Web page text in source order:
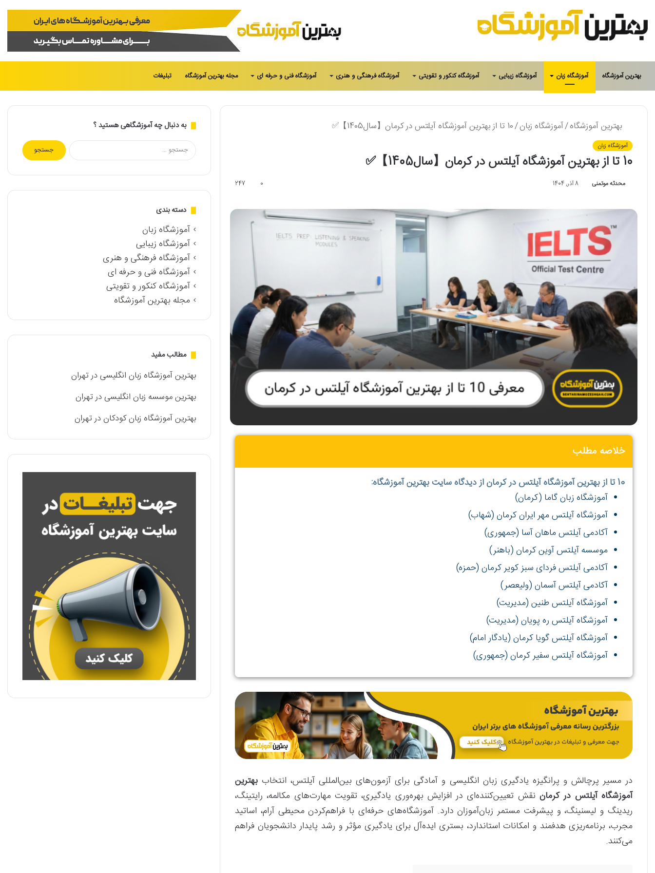
بهترین آموزشگاه آموزشگاه زبان آموزشگاه زیبایی آموزشگاه کنکور و تقویتی آموزشگاه فرهنگی و هنری آموزشگاه فنی و حرفه ای مجله بهترین آموزشگاه تبلیغات
پوسته
بهترین آموزشگاه/آموزشگاه زبان/10 تا از بهترین آموزشگاه آیلتس در کرمان【سال1405】✅
آموزشگاه زبان
10 تا از بهترین آموزشگاه آیلتس در کرمان【سال1405】✅
محدثه موتمنی 8 آذر, 1404 0
247
خلاصه مطلب
10 تا از بهترین آموزشگاه آیلتس در کرمان از دیدگاه سایت بهترین آموزشگاه:
آموزشگاه زبان گاما (کرمان)
آموزشگاه آیلتس مهر ایران کرمان (شهاب)
آکادمی آیلتس ماهان آسا (جمهوری)
موسسه آیلتس آوین کرمان (باهنر)
آکادمی آیلتس فردای سبز کویر کرمان (حمزه)
آکادمی آیلتس آسمان (ولیعصر)
آموزشگاه آیلتس طنین (مدیریت)
آموزشگاه آیلتس ره پویان (مدیریت)
آموزشگاه آیلتس گویا کرمان (یادگار امام)
آموزشگاه آیلتس سفیر کرمان (جمهوری)
در مسیر پرچالش و پرانگیزه یادگیری زبان انگلیسی و آمادگی برای آزمون‌های بین‌المللی آیلتس، انتخاب بهترین
آموزشگاه آیلتس در کرماننقش تعیین‌کننده‌ای در افزایش بهره‌وری یادگیری، تقویت مهارت‌های مکالمه، رایتینگ،
ریدینگ و لیسنینگ، و پیشرفت مستمر زبان‌آموزان دارد. آموزشگاه‌های حرفه‌ای با فراهم‌کردن محیطی آرام، اساتید
مجرب، برنامه‌ریزی هدفمند و امکانات استاندارد، بستری ایده‌آل برای یادگیری مؤثر و رشد پایدار دانشجویان فراهم
می‌کنند.
به دنبال چه آموزشگاهی هستید ؟
جستجو
برای:
دسته بندی
آموزشگاه زبان
آموزشگاه زیبایی
آموزشگاه فرهنگی و هنری
آموزشگاه فنی و حرفه ای
آموزشگاه کنکور و تقویتی
مجله بهترین آموزشگاه
مطالب مفید
بهترین آموزشگاه زبان انگلیسی در تهران
بهترین موسسه زبان انگلیسی در تهران
بهترین آموزشگاه زبان کودکان در تهران